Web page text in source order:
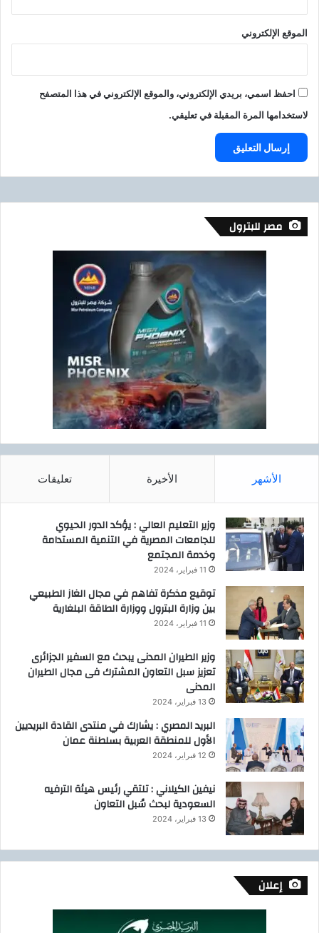
الموقع الإلكتروني
احفظ اسمي، بريدي الإلكتروني، والموقع الإلكتروني في هذا المتصفح
لاستخدامها المرة المقبلة في تعليقي.
مصر للبترول
الأشهر الأخيرة تعليقات
وزير التعليم العالي : يؤكد الدور الحيوي
للجامعات المصرية في التنمية المستدامة
وخدمة المجتمع
11 فبراير، 2024
توقيع مذكرة تفاهم في مجال الغاز الطبيعي
بين وزارة البترول ووزارة الطاقة البلغارية
11 فبراير، 2024
وزير الطيران المدنى يبحث مع السفير الجزائرى
تعزيز سبل التعاون المشترك فى مجال الطيران
المدنى
13 فبراير، 2024
البريد المصري : يشارك في منتدى القادة البريديين
الأول للمنطقة العربية بسلطنة عمان
12 فبراير، 2024
نيفين الكيلاني : تلتقي رئيس هيئة الترفيه
السعودية لبحث سُبل التعاون
13 فبراير، 2024
إعلان